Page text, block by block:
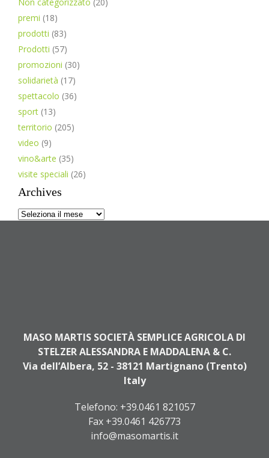
premi (18)
prodotti (83)
Prodotti (57)
promozioni (30)
solidarietà (17)
spettacolo (36)
sport (13)
territorio (205)
video (9)
vino&arte (35)
visite speciali (26)
Archives
Archives
MASO MARTIS SOCIETÀ SEMPLICE AGRICOLA DI
STELZER ALESSANDRA E MADDALENA & C.
Via dell’Albera, 52 - 38121 Martignano (Trento)
Italy
Telefono: +39.0461 821057
Fax +39.0461 426773
info@masomartis.it